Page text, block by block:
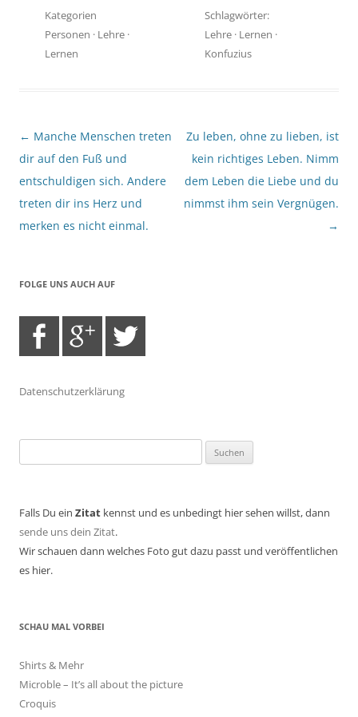
Kategorien
Personen · Lehre ·
Lernen
Schlagwörter:
Lehre · Lernen ·
Konfuzius
Beitragsnavigation
← Manche Menschen treten
dir auf den Fuß und
entschuldigen sich. Andere
treten dir ins Herz und
merken es nicht einmal.
Zu leben, ohne zu lieben, ist
kein richtiges Leben. Nimm
dem Leben die Liebe und du
nimmst ihm sein Vergnügen.
→
FOLGE UNS AUCH AUF
Datenschutzerklärung
nach:
Falls Du ein Zitat kennst und es unbedingt hier sehen willst, dann
sende uns dein Zitat.
Wir schauen dann welches Foto gut dazu passt und veröffentlichen
es hier.
SCHAU MAL VORBEI
Shirts & Mehr
Microble – It’s all about the picture
Croquis